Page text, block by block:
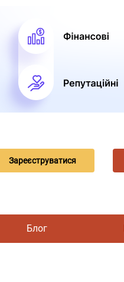
Зареєструватися
Блог